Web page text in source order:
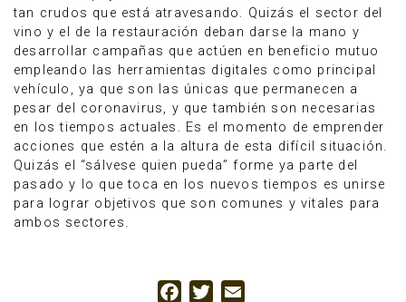
tan crudos que está atravesando. Quizás el sector del
vino y el de la restauración deban darse la mano y
desarrollar campañas que actúen en beneficio mutuo
empleando las herramientas digitales como principal
vehículo, ya que son las únicas que permanecen a
pesar del coronavirus, y que también son necesarias
en los tiempos actuales. Es el momento de emprender
acciones que estén a la altura de esta difícil situación.
Quizás el “sálvese quien pueda” forme ya parte del
pasado y lo que toca en los nuevos tiempos es unirse
para lograr objetivos que son comunes y vitales para
ambos sectores.
Facebook
Twitter